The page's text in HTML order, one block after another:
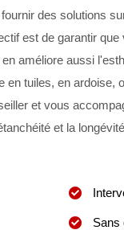
des solutions
est de garantir
améliore aussi
en tuiles, en ardoise,
et vous
et la
Sans